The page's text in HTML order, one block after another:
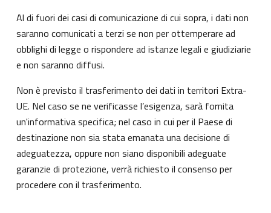
Al di fuori dei casi di comunicazione di cui sopra, i dati non
saranno comunicati a terzi se non per ottemperare ad
obblighi di legge o rispondere ad istanze legali e giudiziarie
e non saranno diffusi.
Non è previsto il trasferimento dei dati in territori Extra-
UE. Nel caso se ne verificasse l’esigenza, sarà fornita
un'informativa specifica; nel caso in cui per il Paese di
destinazione non sia stata emanata una decisione di
adeguatezza, oppure non siano disponibili adeguate
garanzie di protezione, verrà richiesto il consenso per
procedere con il trasferimento.